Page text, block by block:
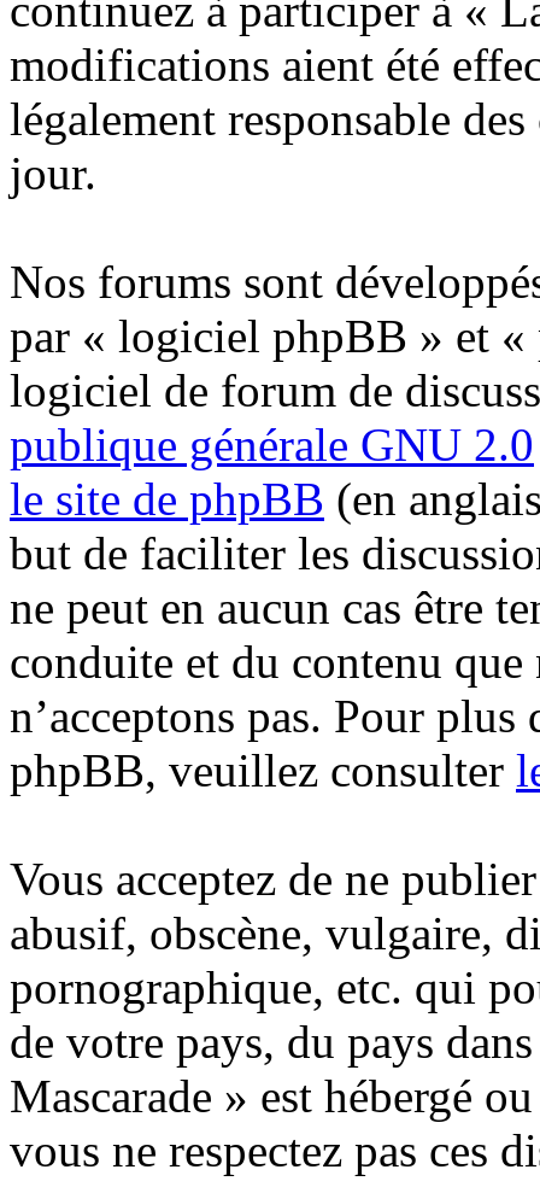
modifications aient été
légalement responsable
jour.
Nos forums sont
par « logiciel phpBB » et
logiciel de forum de
publique générale GNU 2.0
le site de phpBB (en
but de faciliter les
ne peut en aucun cas être
conduite et du contenu que
n’acceptons pas. Pour
phpBB, veuillez consulter
Vous acceptez de ne
abusif, obscène, vulgaire,
pornographique, etc. qui
de votre pays, du pays
Mascarade » est hébergé
vous ne respectez pas ces